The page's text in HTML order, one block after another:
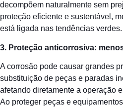
decompõem naturalmente sem
proteção eficiente e sustentável,
está ligada nas tendências verdes.
3. Proteção anticorrosiva:
A corrosão pode causar grandes
substituição de peças e paradas
afetando diretamente a operação
Ao proteger peças e